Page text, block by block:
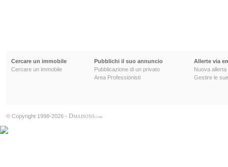
Cercare un immobile
Cercare un immobile
Pubblichi il suo annuncio
Pubblicazione di un privato
Area Professionisti
Allerte via
Nuova allerta
Gestire le
© Copyright 1998-2026 - DMAISONS .COM